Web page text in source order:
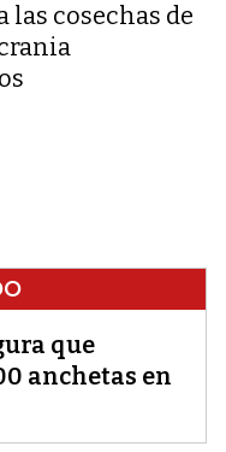
las cosechas de
que
anchetas en